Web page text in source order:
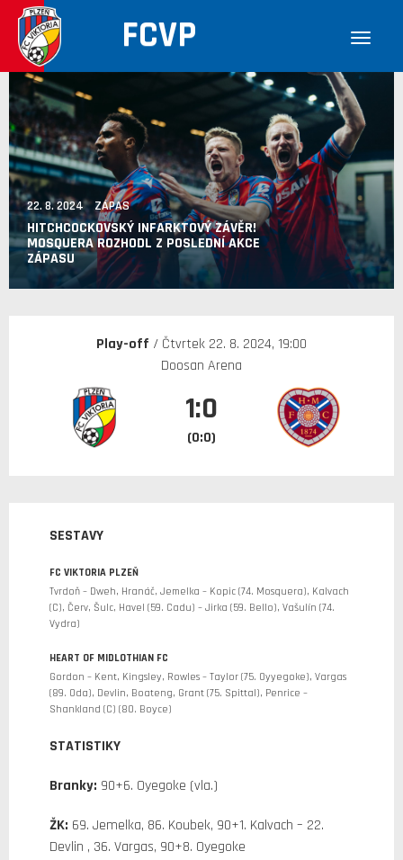
FCVP
22. 8. 2024 ZÁPAS
HITCHCOCKOVSKÝ INFARKTOVÝ ZÁVĚR!
MOSQUERA ROZHODL Z POSLEDNÍ AKCE
ZÁPASU
Play-off / Čtvrtek 22. 8. 2024, 19:00
Doosan Arena
1:0
(0:0)
SESTAVY
FC VIKTORIA PLZEŇ
Tvrdoň – Dweh, Hranáč, Jemelka – Kopic (74. Mosquera), Kalvach
(C), Červ, Šulc, Havel (59. Cadu) – Jirka (59. Bello), Vašulín (74.
Vydra)
HEART OF MIDLOTHIAN FC
Gordon – Kent, Kingsley, Rowles – Taylor (75. Oyyegoke), Vargas
(89. Oda), Devlin, Boateng, Grant (75. Spittal), Penrice –
Shankland (C) (80. Boyce)
STATISTIKY
Branky: 90+6. Oyegoke (vla.)
ŽK: 69. Jemelka, 86. Koubek, 90+1. Kalvach – 22.
Devlin , 36. Vargas, 90+8. Oyegoke